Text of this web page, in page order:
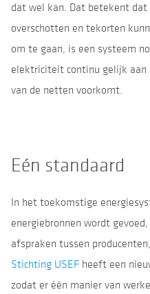
dat wel kan. Dat betekent
overschotten en tekorten
om te gaan, is een systeem
elektriciteit continu gelijk aan
van de netten voorkomt.
Eén standaard
In het toekomstige
energiebronnen wordt
afspraken tussen
Stichting USEF heeft een
zodat er één manier van